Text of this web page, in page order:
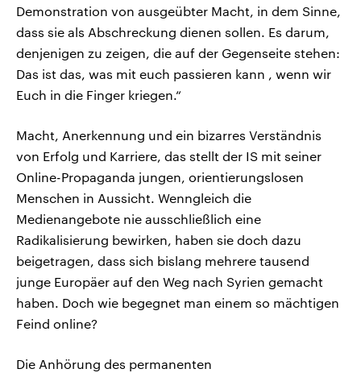
Demonstration von ausgeübter Macht, in dem Sinne,
dass sie als Abschreckung dienen sollen. Es darum,
denjenigen zu zeigen, die auf der Gegenseite stehen:
Das ist das, was mit euch passieren kann , wenn wir
Euch in die Finger kriegen.“
Macht, Anerkennung und ein bizarres Verständnis
von Erfolg und Karriere, das stellt der IS mit seiner
Online-Propaganda jungen, orientierungslosen
Menschen in Aussicht. Wenngleich die
Medienangebote nie ausschließlich eine
Radikalisierung bewirken, haben sie doch dazu
beigetragen, dass sich bislang mehrere tausend
junge Europäer auf den Weg nach Syrien gemacht
haben. Doch wie begegnet man einem so mächtigen
Feind online?
Die Anhörung des permanenten